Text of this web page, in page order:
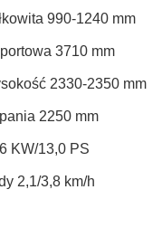
990-1240 mm
3710 mm
2330-2350 mm
2250 mm
KW/13,0 PS
2,1/3,8 km/h